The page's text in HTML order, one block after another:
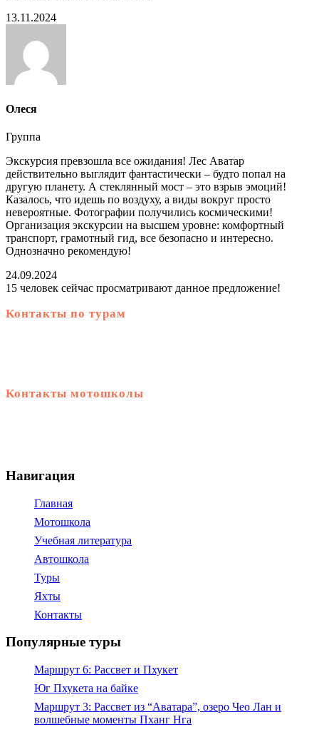
13.11.2024
Олеся
Группа
Экскурсия превзошла все ожидания! Лес Аватар
действительно выглядит фантастически – будто попал на
другую планету. А стеклянный мост – это взрыв эмоций!
Казалось, что идешь по воздуху, а виды вокруг просто
невероятные. Фотографии получились космическими!
Организация экскурсии на высшем уровне: комфортный
транспорт, грамотный гид, все безопасно и интересно.
Однозначно рекомендую!
24.09.2024
15 человек сейчас просматривают данное предложение!
Контакты по турам
Контакты мотошколы
Навигация
Главная
Мотошкола
Учебная литература
Автошкола
Туры
Яхты
Контакты
Популярные туры
Маршрут 6: Рассвет и Пхукет
Юг Пхукета на байке
Маршрут 3: Рассвет из “Аватара”, озеро Чео Лан и
волшебные моменты Пханг Нга